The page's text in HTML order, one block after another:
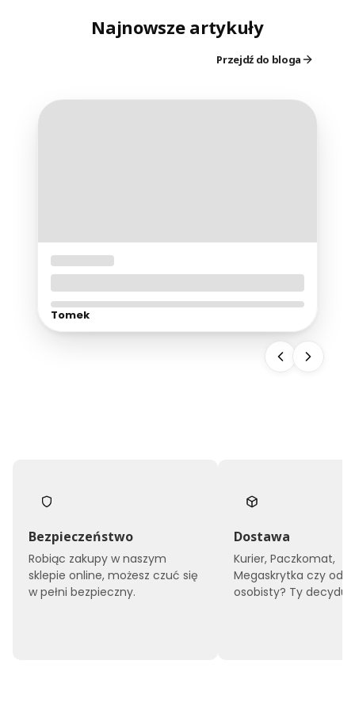
Najnowsze artykuły
Przejdź do bloga
01-06-2026
który podbił internet
Tomek
Bezpieczeństwo
Robiąc zakupy w naszym
sklepie online, możesz czuć się
w pełni bezpieczny.
Dostawa
Kurier, Paczkomat,
Megaskrytka czy
osobisty? Ty